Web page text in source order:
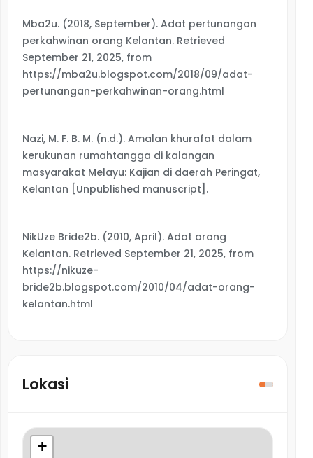
Mba2u. (2018, September). Adat pertunangan
perkahwinan orang Kelantan. Retrieved
September 21, 2025, from
https://mba2u.blogspot.com/2018/09/adat-
pertunangan-perkahwinan-orang.html
Nazi, M. F. B. M. (n.d.). Amalan khurafat dalam
kerukunan rumahtangga di kalangan
masyarakat Melayu: Kajian di daerah Peringat,
Kelantan [Unpublished manuscript].
NikUze Bride2b. (2010, April). Adat orang
Kelantan. Retrieved September 21, 2025, from
https://nikuze-
bride2b.blogspot.com/2010/04/adat-orang-
kelantan.html
Lokasi
+